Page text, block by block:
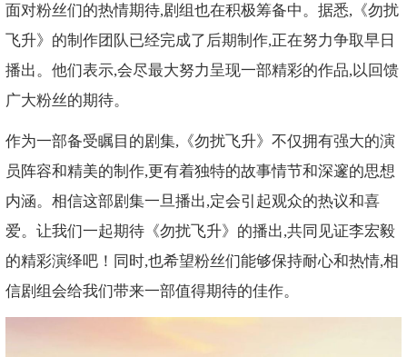
面对粉丝们的热情期待,剧组也在积极筹备中。据悉,《勿扰
飞升》的制作团队已经完成了后期制作,正在努力争取早日
播出。他们表示,会尽最大努力呈现一部精彩的作品,以回馈
广大粉丝的期待。
作为一部备受瞩目的剧集,《勿扰飞升》不仅拥有强大的演
员阵容和精美的制作,更有着独特的故事情节和深邃的思想
内涵。相信这部剧集一旦播出,定会引起观众的热议和喜
爱。让我们一起期待《勿扰飞升》的播出,共同见证李宏毅
的精彩演绎吧！同时,也希望粉丝们能够保持耐心和热情,相
信剧组会给我们带来一部值得期待的佳作。